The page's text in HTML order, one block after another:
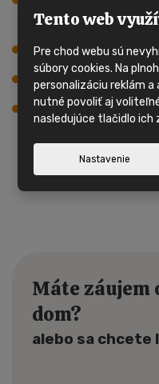
kuchynským kútom.
Dom má 2 spálne,
Kúpeľňa so
Vykurovanie je
ohrievač.
Máte
dom?
alebo sa chcete
Tento web
Pre chod webu sú
súbory cookies. Na
personalizáciu reklám
nutné povoliť aj
nasledujúce tlačidlo
Nastavenie